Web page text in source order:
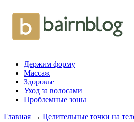
Держим форму
Массаж
Здоровье
Уход за волосами
Проблемные зоны
Главная → Целительные точки на